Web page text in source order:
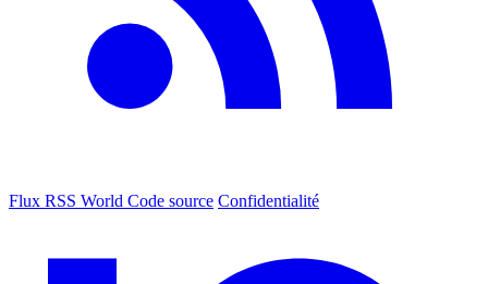
Flux RSS World Code source Confidentialité